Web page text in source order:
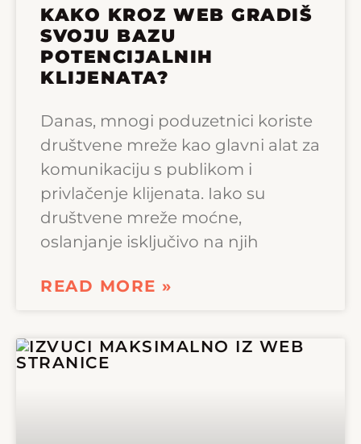
KAKO KROZ WEB GRADIŠ
SVOJU BAZU
POTENCIJALNIH
KLIJENATA?
Danas, mnogi poduzetnici koriste
društvene mreže kao glavni alat za
komunikaciju s publikom i
privlačenje klijenata. Iako su
društvene mreže moćne,
oslanjanje isključivo na njih
READ MORE »